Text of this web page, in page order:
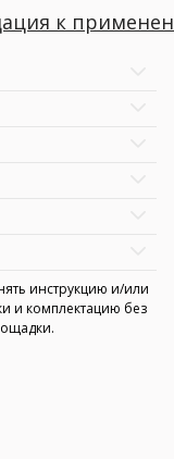
к
инструкцию и/или
и комплектацию без